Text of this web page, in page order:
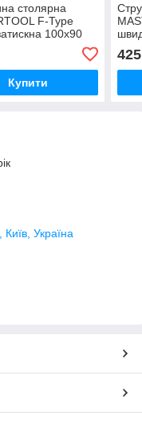
столярна
F-Type
100х90
Купити
425
Україна